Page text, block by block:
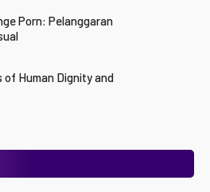
Porn: Pelanggaran
of Human Dignity and